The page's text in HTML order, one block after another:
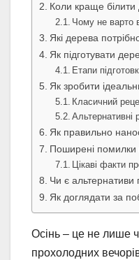
Коли краще білити
Чому не варто
Які дерева
Як підготувати
Етапи
Як зробити
Класичний
Альтернативні
Як правильно
Поширені помилки
Цікаві факти
Чи є альтернативи
Як доглядати за
Осінь – це не лише
прохолодних